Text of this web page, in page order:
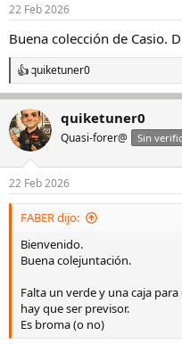
e
:
22 Feb 2026
Buena colección de Casio.
R
e
a
c
c
i
e
s
quiketuner0
quiketuner0
Quasi-forer@ Sin
22 Feb 2026
FABER dijo:
Bienvenido.
Buena colejuntación.
Falta un verde y una caja
hay que ser previsor.
Es broma (o no)